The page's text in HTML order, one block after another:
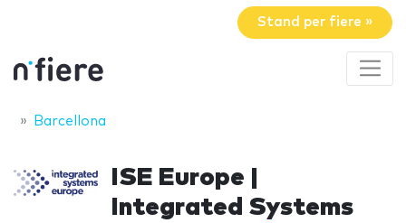
Stand per fiere »
Barcellona
ISE Europe |
Integrated Systems